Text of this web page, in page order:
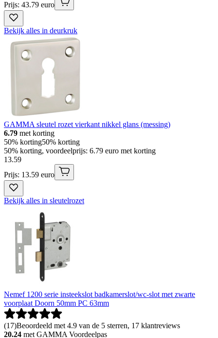
Prijs: 43.79 euro
Bekijk alles in deurkruk
GAMMA sleutel rozet vierkant nikkel glans (messing)
6.79 met korting
50% korting50% korting
50% korting, voordeelprijs: 6.79 euro met korting
13.59
Prijs: 13.59 euro
Bekijk alles in sleutelrozet
Nemef 1200 serie insteekslot badkamerslot/wc-slot met zwarte
voorplaat Doorn 50mm PC 63mm
(17)Beoordeeld met 4.9 van de 5 sterren, 17 klantreviews
20.24 met GAMMA Voordeelpas